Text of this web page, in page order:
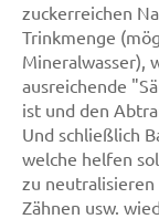
zuckerreichen
Trinkmenge
Mineralwasser),
ausreichende
ist und den
Und schließlich
welche helfen
zu
Zähnen usw.